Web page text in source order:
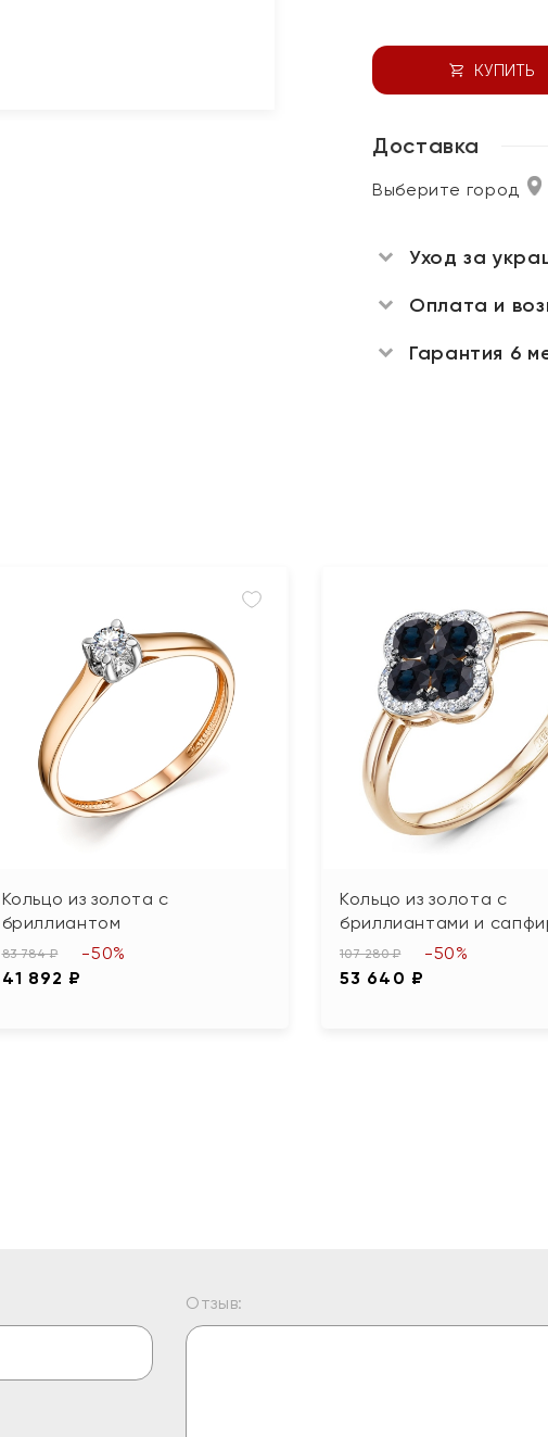
КУПИТЬ
Доставка
Выберите город
Уход за
Оплата и
Гарантия 6
Кольцо из золота с
бриллиантом
83 784 ₽
41 892 ₽
-50%
Кольцо из золота с
бриллиантами и
107 280 ₽
53 640 ₽
-50%
Отзыв: